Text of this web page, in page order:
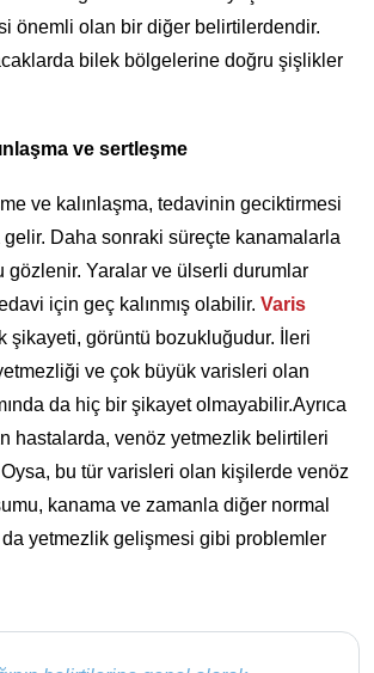
önemli olan bir diğer belirtilerdendir.
bilek bölgelerine doğru şişlikler
ve sertleşme
ve kalınlaşma, tedavinin geciktirmesi
Daha sonraki süreçte kanamalarla
gözlenir. Yaralar ve ülserli durumlar
için geç kalınmış olabilir. Varis
şikayeti, görüntü bozukluğudur. İleri
ve çok büyük varisleri olan
da hiç bir şikayet olmayabilir.Ayrıca
hastalarda, venöz yetmezlik belirtileri
bu tür varisleri olan kişilerde venöz
kanama ve zamanla diğer normal
yetmezlik gelişmesi gibi problemler